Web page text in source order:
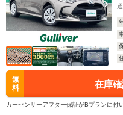
無
料
在庫
カーセンサーアフター保証がBプランに付